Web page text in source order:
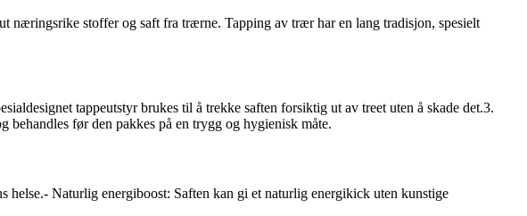
næringsrike stoffer og saft fra trærne. Tapping av trær har en lang tradisjon, spesielt
tappeutstyr brukes til å trekke saften forsiktig ut av treet uten å skade det.3.
behandles før den pakkes på en trygg og hygienisk måte.
Naturlig energiboost: Saften kan gi et naturlig energikick uten kunstige